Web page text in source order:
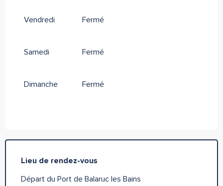
Vendredi Fermé
Samedi Fermé
Dimanche Fermé
Lieu de rendez-vous
Départ du Port de Balaruc les Bains